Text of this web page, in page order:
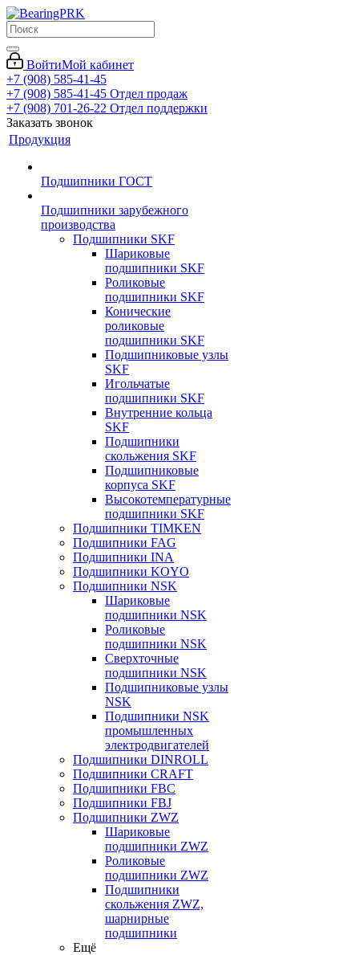
ВойтиМой кабинет
+7 (908) 585-41-45
+7 (908) 585-41-45 Отдел продаж
+7 (908) 701-26-22 Отдел поддержки
Заказать звонок
Продукция
Подшипники ГОСТ
Подшипники зарубежного
производства
Подшипники SKF
Шариковые
подшипники SKF
Роликовые
подшипники SKF
Конические
роликовые
подшипники SKF
Подшипниковые узлы
SKF
Игольчатые
подшипники SKF
Внутренние кольца
SKF
Подшипники
скольжения SKF
Подшипниковые
корпуса SKF
Высокотемпературные
подшипники SKF
Подшипники TIMKEN
Подшипники FAG
Подшипники INA
Подшипники KOYO
Подшипники NSK
Шариковые
подшипники NSK
Роликовые
подшипники NSK
Сверхточные
подшипники NSK
Подшипниковые узлы
NSK
Подшипники NSK
промышленных
электродвигателей
Подшипники DINROLL
Подшипники CRAFT
Подшипники FBC
Подшипники FBJ
Подшипники ZWZ
Шариковые
подшипники ZWZ
Роликовые
подшипники ZWZ
Подшипники
скольжения ZWZ,
шарнирные
подшипники
Ещё